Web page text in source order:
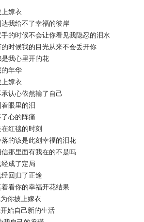
嫁衣
我给不了幸福的彼岸
时候不会让你看见我隐忍的泪水
候我的目光从来不会丢开你
我心里开的花
年华
嫁衣
认心依然输了自己
眼里的泪
心的阵痛
红毯的时刻
该是此刻幸福的泪花
里面有我在的不是吗
成了定局
回归了正途
看你的幸福开花结果
你披上嫁衣
自己新的生活